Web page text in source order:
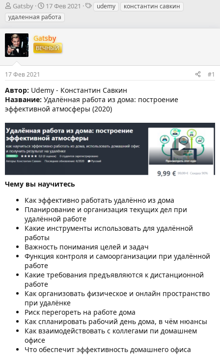
А
в
т
о
р
т
е
м
ы
Gatsby
Д
а
т
н
а
а
17 Фев 2021
Тudemy
константин савкин
удаленная работа
Gatsby
ВЕЧНЫЙ
17 Фев 2021 #1
Автор: Udemy - Константин Савкин
Название: Удалённая работа из дома: построение
эффективной атмосферы (2020)
Чему вы научитесь
Как эффективно работать удалённо из дома
Планирование и организация текущих дел при
удалённой работе
Какие инструменты использовать для удалённой
работы
Важность понимания целей и задач
Функция контроля и самоорганизации при удалённой
работе
Какие требования предъявляются к дистанционной
работе
Как организовать физическое и онлайн пространство
при удалёнке
Риск перегореть на работе дома
Как спланировать рабочий день дома, в чём нюансы
Как взаимодействовать с коллегами пи домашнем
офисе
Что обеспечит эффективность домашнего офиса